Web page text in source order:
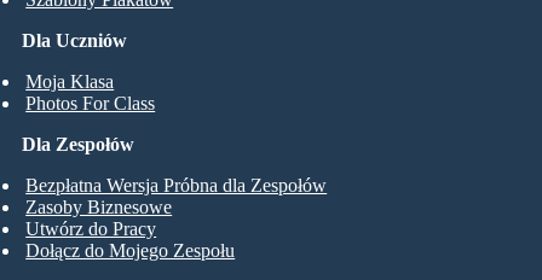
Dla Uczniów
Moja Klasa
Photos For Class
Dla Zespołów
Bezpłatna Wersja Próbna dla Zespołów
Zasoby Biznesowe
Utwórz do Pracy
Dołącz do Mojego Zespołu